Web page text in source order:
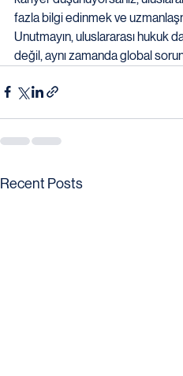
fazla bilgi edinmek ve
Unutmayın, uluslararası hukuk
değil, aynı zamanda global
Recent Posts